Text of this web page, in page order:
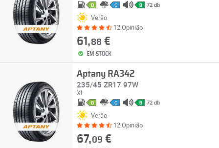
B C B 72 db
Verão
12 Opinião
61,88€
EM STOCK
Aptany RA342
235/45 ZR17 97W
XL
B C B 72 db
Verão
12 Opinião
67,09 €